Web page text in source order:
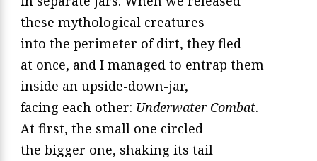
these mythological creatures
into the perimeter of dirt, they fled
at once, and I managed to entrap them
inside an upside-down-jar,
facing each other: Underwater Combat.
At first, the small one circled
the bigger one, shaking its tail